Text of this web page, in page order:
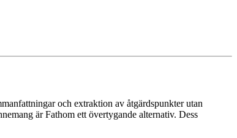
och extraktion av åtgärdspunkter utan
är Fathom ett övertygande alternativ. Dess